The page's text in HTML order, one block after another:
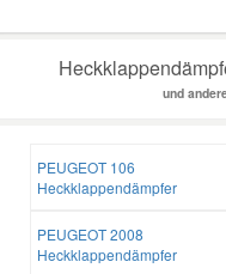
und
PEUGEOT 106
Heckklappendämpfer
PEUGEOT 2008
Heckklappendämpfer